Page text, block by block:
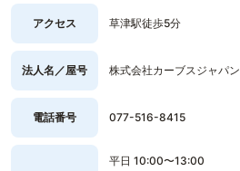
アクセス 草津駅徒歩5分
法人名／屋号 株式会社カーブスジャパン
電話番号 077-516-8415
平日 10:00〜13:00